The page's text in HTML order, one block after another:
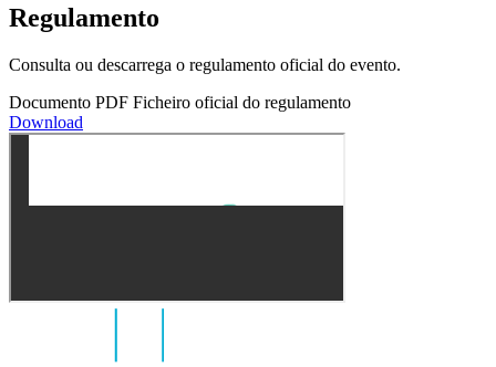
Regulamento
Consulta ou descarrega o regulamento oficial do evento.
Documento PDF Ficheiro oficial do regulamento
Download